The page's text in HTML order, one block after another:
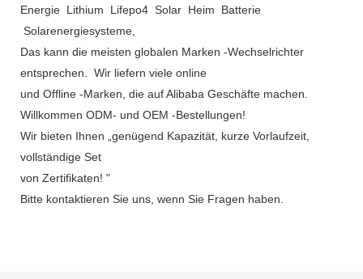
Energie Lithium Lifepo4 Solar Heim Batterie
Solarenergiesysteme,
Das kann die meisten globalen Marken -Wechselrichter
entsprechen. Wir liefern viele online
und Offline -Marken, die auf Alibaba Geschäfte machen.
Willkommen ODM- und OEM -Bestellungen!
Wir bieten Ihnen „genügend Kapazität, kurze Vorlaufzeit,
vollständige Set
von Zertifikaten! "
Bitte kontaktieren Sie uns, wenn Sie Fragen haben.